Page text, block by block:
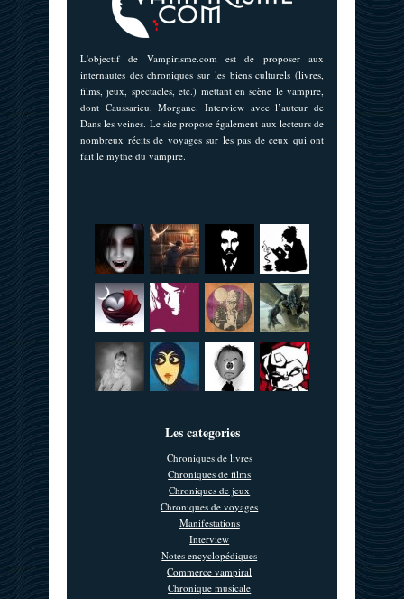
L'objectif de Vampirisme.com est de proposer aux
internautes des chroniques sur les biens culturels (livres,
films, jeux, spectacles, etc.) mettant en scène le vampire,
dont Caussarieu, Morgane. Interview avec l’auteur de
Dans les veines. Le site propose également aux lecteurs de
nombreux récits de voyages sur les pas de ceux qui ont
fait le mythe du vampire.
Les categories
Chroniques de livres
Chroniques de films
Chroniques de jeux
Chroniques de voyages
Manifestations
Interview
Notes encyclopédiques
Commerce vampiral
Chronique musicale